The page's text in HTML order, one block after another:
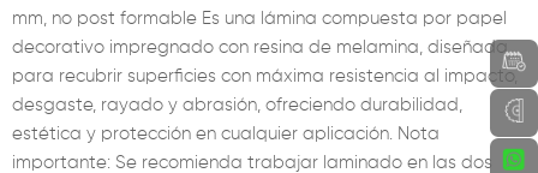
mm, no post formable Es una lámina compuesta por papel
decorativo impregnado con resina de melamina, diseñada
para recubrir superficies con máxima resistencia al impacto,
desgaste, rayado y abrasión, ofreciendo durabilidad,
estética y protección en cualquier aplicación. Nota
importante: Se recomienda trabajar laminado en las dos